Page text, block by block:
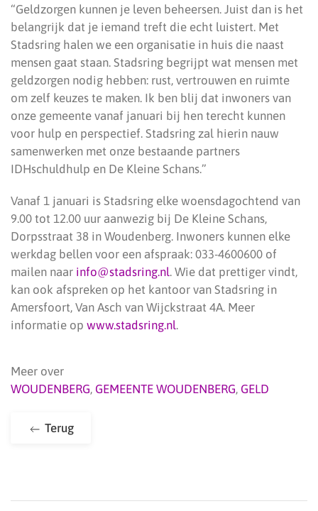
“Geldzorgen kunnen je leven beheersen. Juist dan is het
belangrijk dat je iemand treft die echt luistert. Met
Stadsring halen we een organisatie in huis die naast
mensen gaat staan. Stadsring begrijpt wat mensen met
geldzorgen nodig hebben: rust, vertrouwen en ruimte
om zelf keuzes te maken. Ik ben blij dat inwoners van
onze gemeente vanaf januari bij hen terecht kunnen
voor hulp en perspectief. Stadsring zal hierin nauw
samenwerken met onze bestaande partners
IDHschuldhulp en De Kleine Schans.”
Vanaf 1 januari is Stadsring elke woensdagochtend van
9.00 tot 12.00 uur aanwezig bij De Kleine Schans,
Dorpsstraat 38 in Woudenberg. Inwoners kunnen elke
werkdag bellen voor een afspraak: 033-4600600 of
mailen naar info@stadsring.nl. Wie dat prettiger vindt,
kan ook afspreken op het kantoor van Stadsring in
Amersfoort, Van Asch van Wijckstraat 4A. Meer
informatie op www.stadsring.nl.
Meer over
WOUDENBERG, GEMEENTE WOUDENBERG, GELD
Terug